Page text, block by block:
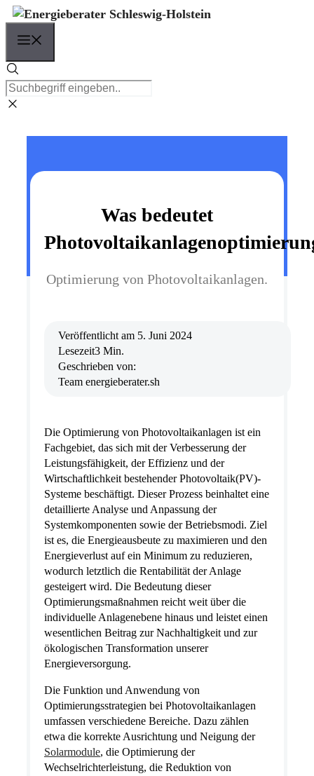
Zum
Inhalt
springen
Was bedeutet
Optimierung von Photovoltaikanlagen.
Veröffentlicht am 5. Juni 2024
Lesezeit3 Min.
Geschrieben von:
Team energieberater.sh
Die Optimierung von Photovoltaikanlagen ist ein
Fachgebiet, das sich mit der Verbesserung der
Leistungsfähigkeit, der Effizienz und der
Wirtschaftlichkeit bestehender Photovoltaik(PV)-
Systeme beschäftigt. Dieser Prozess beinhaltet eine
detaillierte Analyse und Anpassung der
Systemkomponenten sowie der Betriebsmodi. Ziel
ist es, die Energieausbeute zu maximieren und den
Energieverlust auf ein Minimum zu reduzieren,
wodurch letztlich die Rentabilität der Anlage
gesteigert wird. Die Bedeutung dieser
Optimierungsmaßnahmen reicht weit über die
individuelle Anlagenebene hinaus und leistet einen
wesentlichen Beitrag zur Nachhaltigkeit und zur
ökologischen Transformation unserer
Energieversorgung.
Die Funktion und Anwendung von
Optimierungsstrategien bei Photovoltaikanlagen
umfassen verschiedene Bereiche. Dazu zählen
etwa die korrekte Ausrichtung und Neigung der
Solarmodule, die Optimierung der
Wechselrichterleistung, die Reduktion von